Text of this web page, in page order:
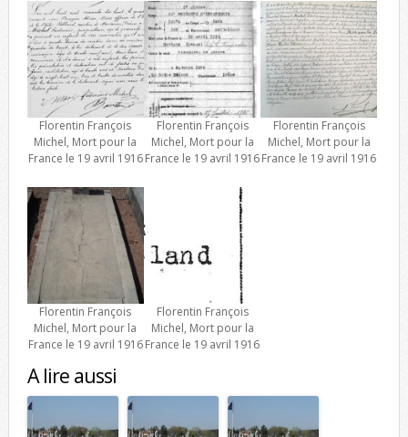
Florentin François
Michel, Mort pour la
France le 19 avril 1916
Florentin François
Michel, Mort pour la
France le 19 avril 1916
Florentin François
Michel, Mort pour la
France le 19 avril 1916
Florentin François
Michel, Mort pour la
France le 19 avril 1916
Florentin François
Michel, Mort pour la
France le 19 avril 1916
A lire aussi